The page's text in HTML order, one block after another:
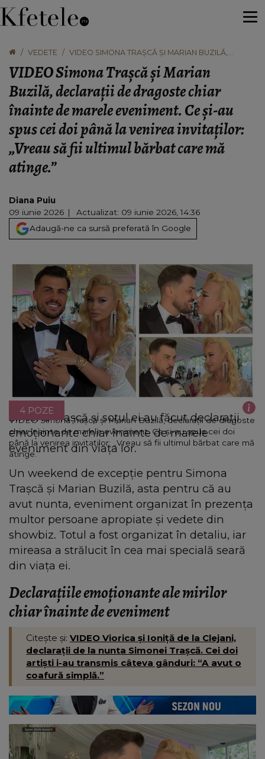
VEDETE
VIDEO SIMONA TRAȘCĂ ȘI MARIAN BUZILĂ,
MARELE EVENIMENT. CE ȘI-AU SPUS CEI DOI PÂNĂ
LA VENIREA INVITAȚILOR: „VREAU SĂ FII ULTIMUL
BĂRBAT CARE MĂ ATINGE.”
VIDEO Simona Trașcă și Marian
Buzilă, declarații de dragoste chiar
înainte de marele eveniment. Ce și-au
spus cei doi până la venirea invitaților:
„Vreau să fii ultimul bărbat care mă
atinge.”
Diana Puiu
09 iunie 2026
Actualizat: 09 iunie 2026, 14:36
Adaugă-ne ca sursă preferată în Google
VIDEO Simona Trașcă și Marian Buzilă, declarații de dragoste
chiar înainte de marele eveniment. Ce și-au spus cei doi
până la venirea invitaților: „Vreau să fii ultimul bărbat care mă
atinge.”
4 POZE
Simona Trașcă și soțul ei au făcut declarații
emoționante chiar înainte de marele
eveniment din viața lor.
Un weekend de excepție pentru Simona
Trașcă și Marian Buzilă, asta pentru că au
avut nunta, eveniment organizat în prezența
multor persoane apropiate și vedete din
showbiz. Totul a fost organizat în detaliu, iar
mireasa a strălucit în cea mai specială seară
din viața ei.
Declarațiile emoționante ale mirilor
chiar înainte de eveniment
Citește și: VIDEO Viorica și Ioniță de la Clejani,
declarații de la nunta Simonei Trașcă. Cei doi
artiști i-au transmis câteva gânduri: “A avut o
coafură simplă.”